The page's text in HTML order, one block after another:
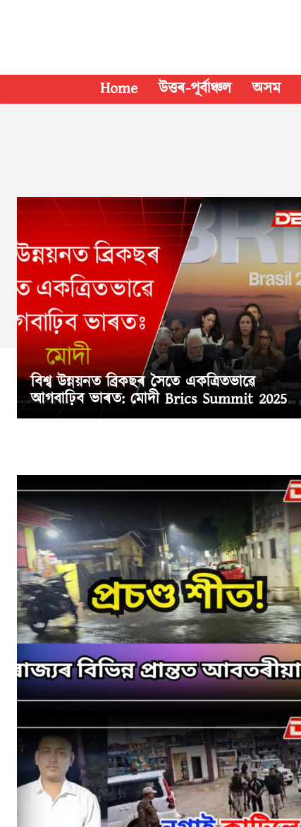
Home উত্তৰ-পূৰ্বাঞ্চল অসম
বিশ্ব উন্নয়নত ব্ৰিকছৰ সৈতে একত্ৰিতভাৱে
আগবাঢ়িব ভাৰত: মোদী Brics Summit 2025